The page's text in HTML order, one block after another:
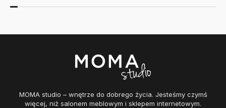
MOMA studio – wnętrze do dobrego życia. Jesteśmy czymś
więcej, niż salonem meblowym i sklepem internetowym.